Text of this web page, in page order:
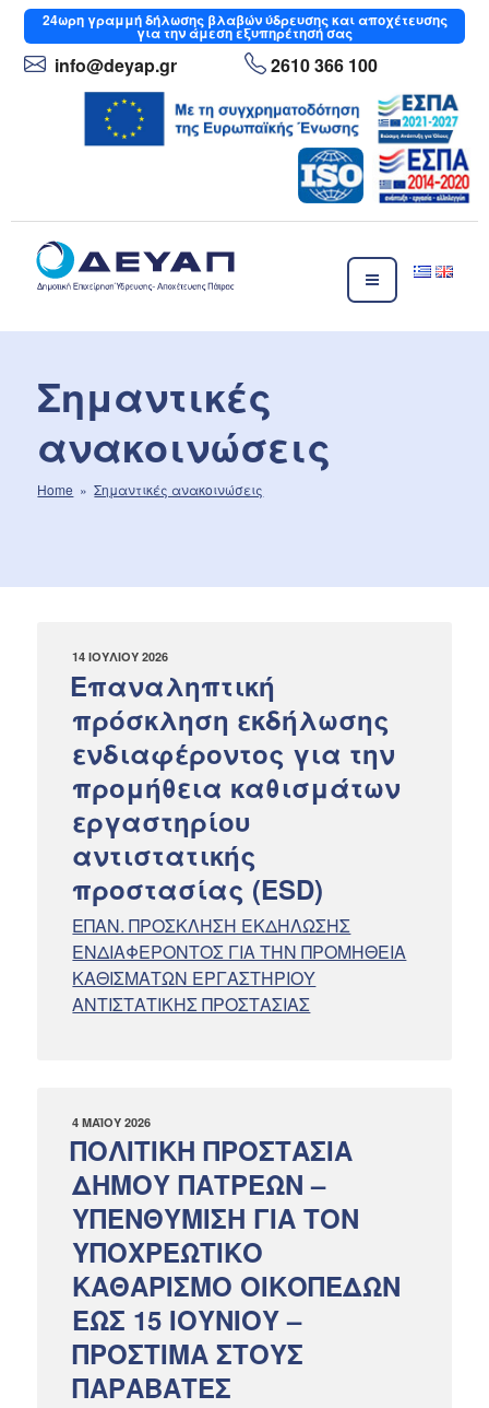
Μετάβαση
στο
περιεχόμενο
24ωρηγραμμή δήλωσης βλαβών ύδρευσης και αποχέτευσης
για την άμεση εξυπηρέτησή σας
info@deyap.gr 2610 366 100
Δημοτική Επιχείρηση Ύδρευσης- Αποχέτευσης Πάτρας
Σημαντικές
ανακοινώσεις
Home »Σημαντικές ανακοινώσεις
ΔΗΜΟΣΙΕΎΤΗΚΕ
14 ΙΟΥΛΊΟΥ 2026
Επαναληπτική
πρόσκληση εκδήλωσης
ενδιαφέροντος για την
προμήθεια καθισμάτων
εργαστηρίου
αντιστατικής
προστασίας (ESD)
ΕΠΑΝ. ΠΡΟΣΚΛΗΣΗ ΕΚΔΗΛΩΣΗΣ
ΕΝΔΙΑΦΕΡΟΝΤΟΣ ΓΙΑ ΤΗΝ ΠΡΟΜΗΘΕΙΑ
ΚΑΘΙΣΜΑΤΩΝ ΕΡΓΑΣΤΗΡΙΟΥ
ΑΝΤΙΣΤΑΤΙΚΗΣ ΠΡΟΣΤΑΣΙΑΣ
ΔΗΜΟΣΙΕΎΤΗΚΕ
ΣΤΙΣ
4 ΜΑΪ́ΟΥ 2026
ΠΟΛΙΤΙΚΗ ΠΡΟΣΤΑΣΙΑ
ΔΗΜΟΥ ΠΑΤΡΕΩΝ –
ΥΠΕΝΘΥΜΙΣΗ ΓΙΑ ΤΟΝ
ΥΠΟΧΡΕΩΤΙΚΟ
ΚΑΘΑΡΙΣΜΟ ΟΙΚΟΠΕΔΩΝ
ΕΩΣ 15 ΙΟΥΝΙΟΥ –
ΠΡΟΣΤΙΜΑ ΣΤΟΥΣ
ΠΑΡΑΒΑΤΕΣ